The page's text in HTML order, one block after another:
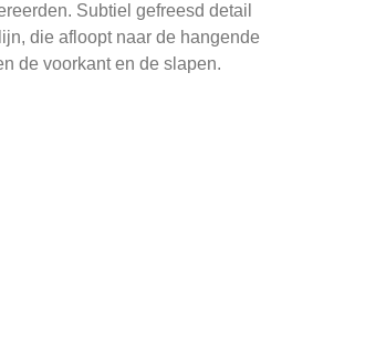
Subtiel gefreesd detail
die afloopt naar de hangende
de voorkant en de slapen.